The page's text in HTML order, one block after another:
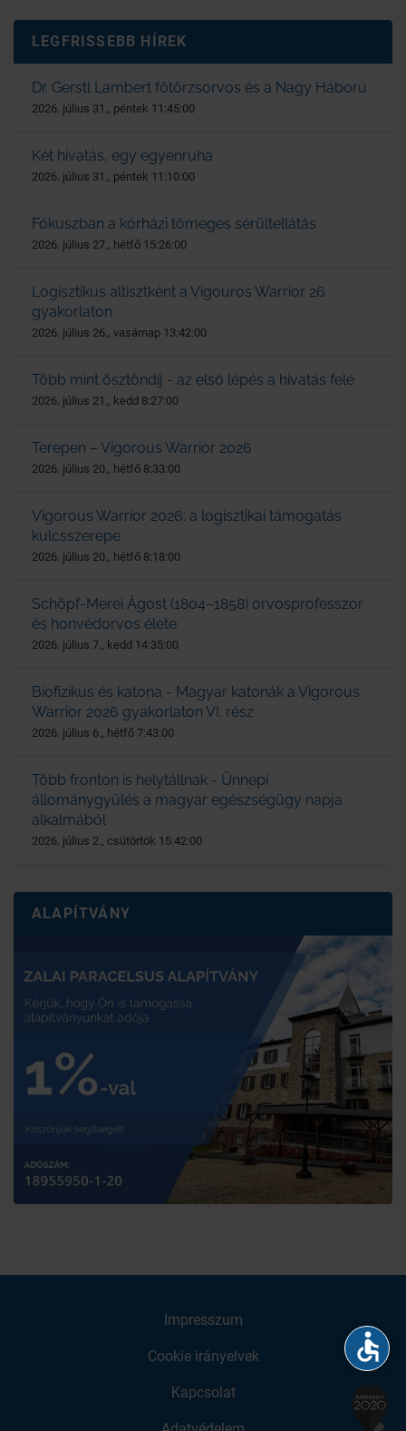
LEGFRISSEBB HÍREK
Dr. Gerstl Lambert főtörzsorvos és a Nagy Háború
2026. július 31., péntek 11:45:00
Két hivatás, egy egyenruha
2026. július 31., péntek 11:10:00
Fókuszban a kórházi tömeges sérültellátás
2026. július 27., hétfő 15:26:00
Logisztikus altisztként a Vigouros Warrior 26
gyakorlaton
2026. július 26., vasárnap 13:42:00
Több mint ösztöndíj - az első lépés a hivatás felé
2026. július 21., kedd 8:27:00
Terepen – Vigorous Warrior 2026
2026. július 20., hétfő 8:33:00
Vigorous Warrior 2026: a logisztikai támogatás
kulcsszerepe
2026. július 20., hétfő 8:18:00
Schöpf-Merei Ágost (1804–1858) orvosprofesszor
és honvédorvos élete
2026. július 7., kedd 14:35:00
Biofizikus és katona - Magyar katonák a Vigorous
Warrior 2026 gyakorlaton VI. rész
2026. július 6., hétfő 7:43:00
Több fronton is helytállnak - Ünnepi
állománygyűlés a magyar egészségügy napja
alkalmából
2026. július 2., csütörtök 15:42:00
ALAPÍTVÁNY
Impresszum
Cookie irányelvek
Kapcsolat
accessible